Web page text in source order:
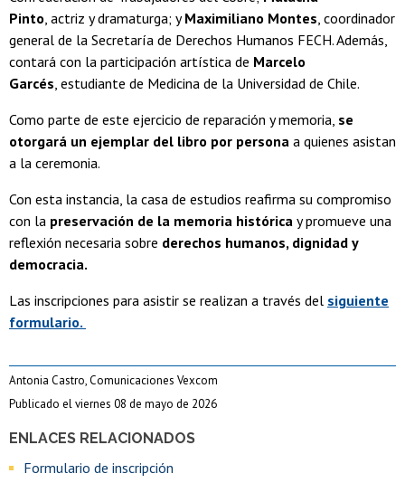
ENLACES RELACIONADOS
Formulario de inscripción
Pinto, actriz y dramaturga; yMaximiliano Montes, coordinador
general de la Secretaría de Derechos Humanos FECH. Además,
contará con la participación artística de Marcelo
Garcés, estudiante de Medicina de la Universidad de Chile.
Como parte de este ejercicio de reparación y memoria, se
otorgará un ejemplar del libro por persona a quienes asistan
a la ceremonia.
Con esta instancia, la casa de estudios reafirma su compromiso
con la preservación de la memoria histórica y promueve una
reflexión necesaria sobre derechos humanos, dignidad y
democracia.
Las inscripciones para asistir se realizan a través del siguiente
formulario.
Antonia Castro, Comunicaciones Vexcom
Publicado el viernes 08 de mayo de 2026